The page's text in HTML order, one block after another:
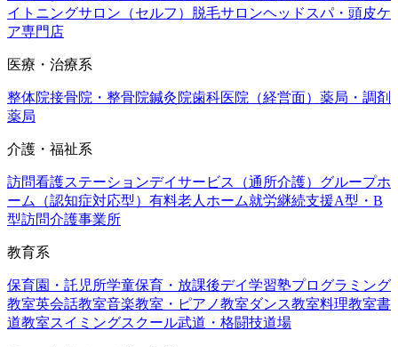
イトニングサロン（セルフ） 脱毛サロンヘッドスパ・頭皮ケ
ア専門店
医療・治療系
整体院接骨院・整骨院鍼灸院歯科医院（経営面） 薬局・調剤
薬局
介護・福祉系
訪問看護ステーションデイサービス（通所介護） グループホ
ーム（認知症対応型） 有料老人ホーム就労継続支援A型・B
型訪問介護事業所
教育系
保育園・託児所学童保育・放課後デイ学習塾プログラミング
教室英会話教室音楽教室・ピアノ教室ダンス教室料理教室書
道教室スイミングスクール武道・格闘技道場